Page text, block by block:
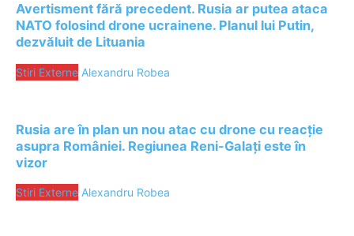
Avertisment fără precedent. Rusia ar putea ataca
NATO folosind drone ucrainene. Planul lui Putin,
dezvăluit de Lituania
Stiri Externe Alexandru Robea
Rusia are în plan un nou atac cu drone cu reacție
asupra României. Regiunea Reni-Galați este în
vizor
Stiri Externe Alexandru Robea